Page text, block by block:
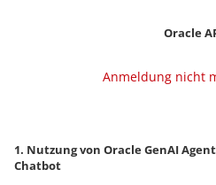
Oracle
Anmeldung nicht
1. Nutzung von Oracle GenAI
Chatbot